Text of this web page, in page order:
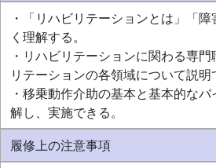
・「リハビリテーションとは」「
く理解する。
・リハビリテーションに関わる専
リテーションの各領域について説明
・移乗動作介助の基本と基本的な
解し、実施できる。
履修上の注意事項